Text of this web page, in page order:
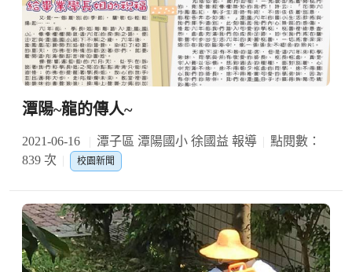
潭陽~龍的傳人~
2021-06-16 潭子區 潭陽國小 徐國益 報導
點閱數：
839 次
校園新聞